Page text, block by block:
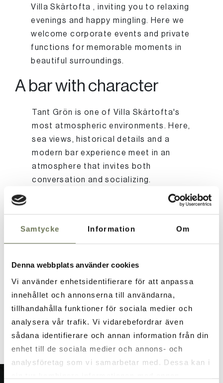
Samtycke Information Om
Denna webbplats använder cookies
Vi använder enhetsidentifierare för att anpassa
innehållet och annonserna till användarna,
tillhandahålla funktioner för sociala medier och
analysera vår trafik. Vi vidarebefordrar även
sådana identifierare och annan information från din
enhet till de sociala medier och annons- och
analysföretag som vi samarbetar med. Dessa kan i
Villa Skärtofta , inviting you to relaxing
evenings and happy mingling. Here we
welcome corporate events and private
functions for memorable moments in
beautiful surroundings.
A bar with character
Tant Grön is one of Villa Skärtofta's
most atmospheric environments. Here,
sea views, historical details and a
modern bar experience meet in an
atmosphere that invites both
conversation and socializing.
Regardless of what type of event or
party you are looking for, the ambition
personal and memorable experience.
Information
BOOKING INFORMATION